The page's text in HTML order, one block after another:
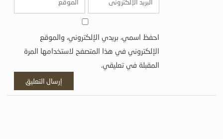
احفظ اسمي، بريدي الإلكتروني، والموقع
الإلكتروني في هذا المتصفح لاستخدامها المرة
المقبلة في تعليقي.